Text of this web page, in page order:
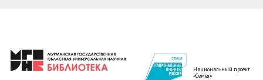
Национальный проект
«Семья»